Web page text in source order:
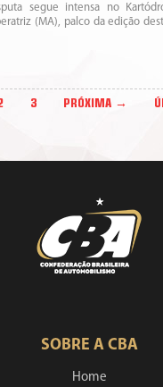
segue intensa no
(MA), palco da edição
3 PRÓXIMA →
SOBRE A CBA
Home